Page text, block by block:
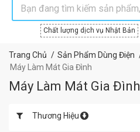
Chất lượng dịch vụ Nhật Bản
Trang Chủ Sản Phẩm Dùng Điện
Máy Làm Mát Gia Đình
Máy Làm Mát Gia Đình
Thương Hiệu